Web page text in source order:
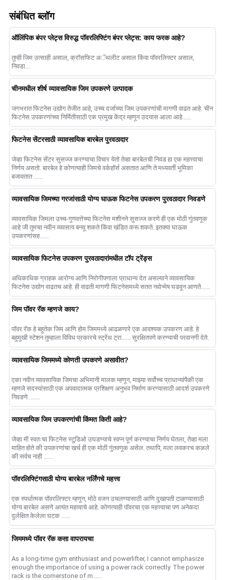
संबंधित ब्लॉग
ऑलिंपिक बंपर प्लेट्स विरुद्ध पॉवरलिफ्टिंग बंपर प्लेट्स: काय फरक आहे?
तुम्ही जिम उत्साही असाल, क्रॉसफिट अॅथलीट असाल किंवा पॉवरलिफ्टर असाल,
निवडा...
चीनमधील शीर्ष व्यावसायिक जिम उपकरणे उत्पादक
जगभरात फिटनेस उद्योग तेजीत आहे, उच्च दर्जाच्या जिम उपकरणांची मागणी वाढत आहे. चीन
फिटनेस उपकरणांच्या निर्मितीसाठी एक प्रमुख केंद्र म्हणून उदयास आला आहे......
फिटनेस सेंटरसाठी व्यावसायिक बारबेल पुरवठादार
जेव्हा फिटनेस सेंटर सुसज्ज करण्याचा विचार येतो तेव्हा बारबेलची निवड हा एक महत्त्वाचा
निर्णय असतो. बारबेल हे कोणत्याही जिमचे वर्कहॉर्स असतात आणि ते मध्यवर्ती भूमिका
बजावतात ......
व्यावसायिक जिमच्या गरजांसाठी योग्य घाऊक फिटनेस उपकरण पुरवठादार निवडणे
व्यावसायिक जिमला उच्च-गुणवत्तेच्या फिटनेस मशीनने सुसज्ज करणे ही एक मोठी गुंतवणूक
आहे जी तुमचा नवीन व्यवसाय बनवू शकते किंवा खंडित करू शकते. इतक्या घाऊक
उपकरणांसह......
व्यावसायिक फिटनेस उपकरण पुरवठादारांमधील टॉप ट्रेंड्स
अधिकाधिक ग्राहक आरोग्य आणि निरोगीपणाला प्राधान्य देत असल्याने व्यावसायिक
फिटनेस उद्योग वाढतच आहे. ही वाढती मागणी फिटनेसमध्ये सतत नवोन्मेष घडवून आणते......
जिम पॉवर रॅक म्हणजे काय?
पॉवर रॅक हे बहुतेक जिम आणि होम जिममध्ये आढळणारे एक आवश्यक उपकरण आहे. हे
बहुमुखी स्टेशन तुम्हाला विविध प्रकारचे स्ट्रेंथ ट्रा...... सुरक्षितपणे करण्याची परवानगी देते.
व्यावसायिक जिममध्ये कोणती उपकरणे असावीत?
एका नवीन व्यावसायिक जिमचा अभिमानी मालक म्हणून, माझ्या सर्वोच्च प्राधान्यांपैकी एक
म्हणजे सदस्यांसाठी एक अपवादात्मक प्रशिक्षण अनुभव निर्माण करण्यासाठी आदर्श उपकरणे
निवडणे. ......
व्यावसायिक जिम उपकरणांची किंमत किती आहे?
जेव्हा मी स्वतःचा फिटनेस स्टुडिओ उघडण्याचे स्वप्न पूर्ण करण्याचा निर्णय घेतला, तेव्हा मला
माहित होते की उपकरणांचा खर्च ही एक मोठी गुंतवणूक असेल. तथापि, मला लवकरच कळले
की सर्वच नाही ......
पॉवरलिफ्टिंगसाठी योग्य बारबेल नर्लिंगचे महत्त्व
एक स्पर्धात्मक पॉवरलिफ्टर म्हणून, मोठे वजन उचलण्यासाठी आणि दुखापती टाळण्यासाठी
योग्य बारबेल असणे अत्यंत महत्वाचे आहे. कोणत्याही पॉवरचा एक महत्त्वाचा पण अनेकदा
दुर्लक्षित केलेला घटक ......
जिममध्ये पॉवर रॅक कसा वापरायचा
As a long-time gym enthusiast and powerlifter, I cannot emphasize
enough the importance of using a power rack correctly. The power
rack is the cornerstone of m......